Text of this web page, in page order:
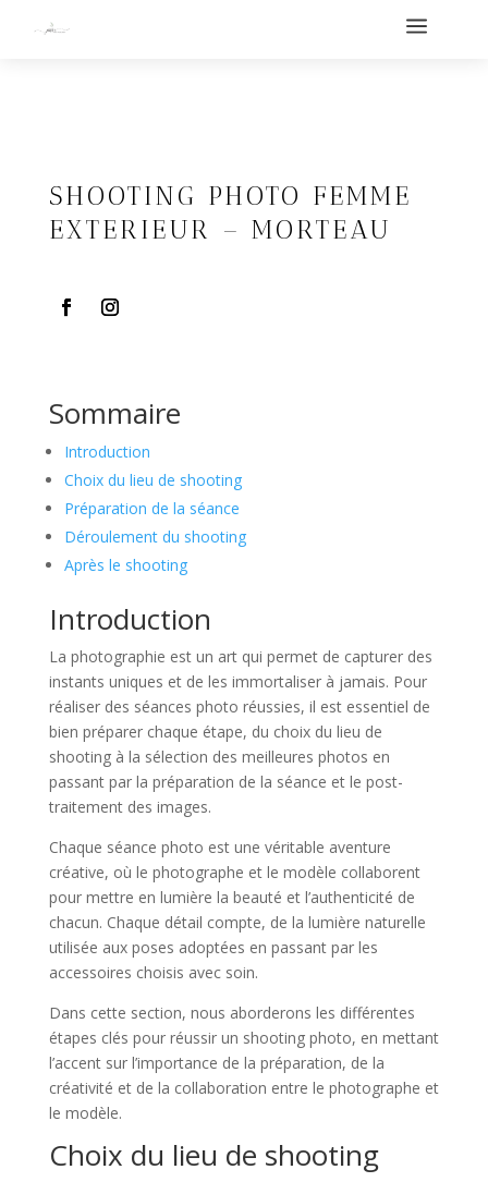
a
SHOOTING PHOTO FEMME
EXTERIEUR – MORTEAU
Sommaire
Introduction
Choix du lieu de shooting
Préparation de la séance
Déroulement du shooting
Après le shooting
Introduction
La photographie est un art qui permet de capturer des
instants uniques et de les immortaliser à jamais. Pour
réaliser des séances photo réussies, il est essentiel de
bien préparer chaque étape, du choix du lieu de
shooting à la sélection des meilleures photos en
passant par la préparation de la séance et le post-
traitement des images.
Chaque séance photo est une véritable aventure
créative, où le photographe et le modèle collaborent
pour mettre en lumière la beauté et l’authenticité de
chacun. Chaque détail compte, de la lumière naturelle
utilisée aux poses adoptées en passant par les
accessoires choisis avec soin.
Dans cette section, nous aborderons les différentes
étapes clés pour réussir un shooting photo, en mettant
l’accent sur l’importance de la préparation, de la
créativité et de la collaboration entre le photographe et
le modèle.
Choix du lieu de shooting